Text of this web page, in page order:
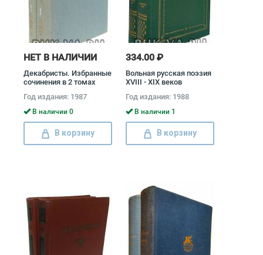
НЕТ В НАЛИЧИИ
Декабристы. Избранные
сочинения в 2 томах
Бестужев-Марлинский,
Кондратий Рылеев,
Федор Глинка
Год издания: 1987
В наличии 0
В корзину
334.00 ₽
Вольная русская поэзия
XVIII - XIX веков
Иван Тургенев, Федор
Тютчев, Александр
Пушкин, Лев Толстой,
Владимир Раевский,
Михаил Ломоносов,
Александр Грибоедов,
Год издания: 1988
В наличии 1
В корзину